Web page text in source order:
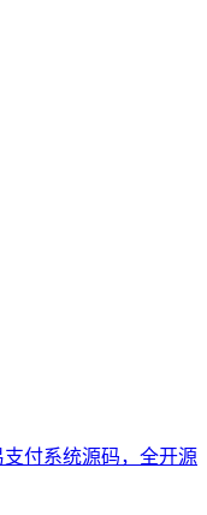
支付系统源码，全开源